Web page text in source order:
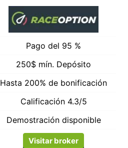
Pago del 95 %
250$ mín. Depósito
Hasta 200% de bonificación
Calificación 4.3/5
Demostración disponible
Visitar broker